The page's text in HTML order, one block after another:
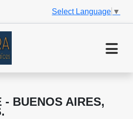
Select Language ▼
- BUENOS AIRES,